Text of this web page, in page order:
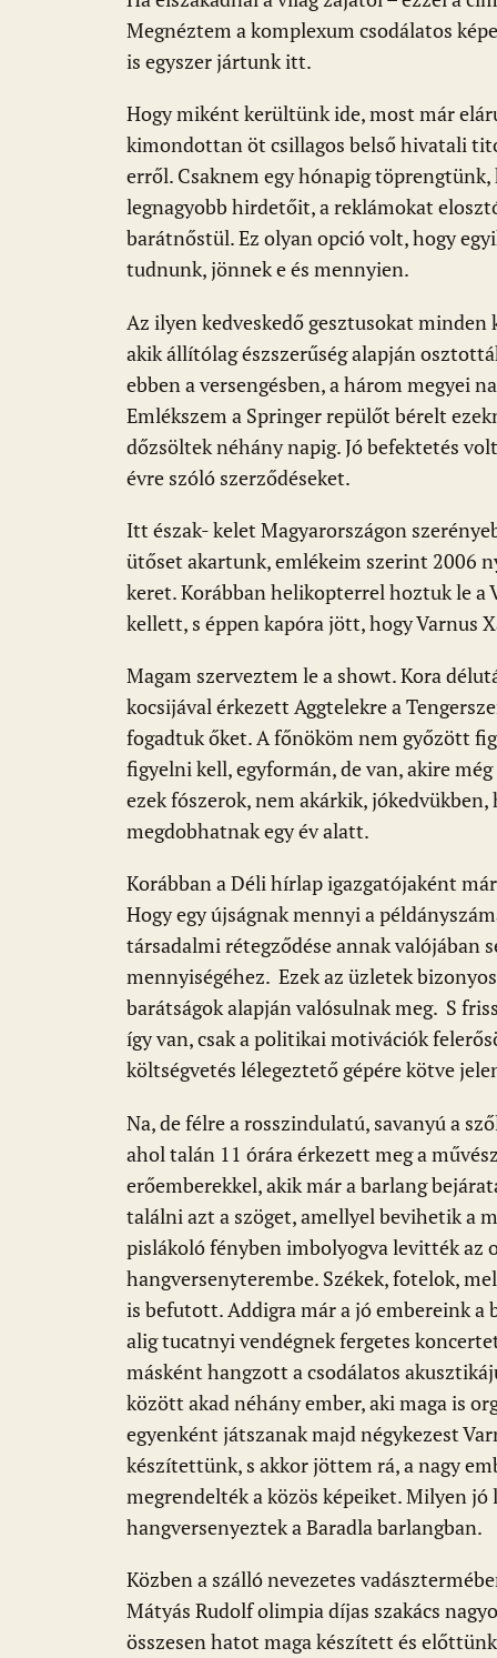
e
b
o
o
k
er at
s
p
p
d
di
ai
l
t za
m
g
Megnéztem a komplexum csodálatos
is egyszer jártunk itt.
Hogy miként kerültünk ide, most már
kimondottan öt csillagos belső hivatali
erről. Csaknem egy hónapig
legnagyobb hirdetőit, a reklámokat
barátnőstül. Ez olyan opció volt, hogy
tudnunk, jönnek e és mennyien.
Az ilyen kedveskedő gesztusokat
akik állítólag észszerűség alapján
ebben a versengésben, a három megyei
Emlékszem a Springer repülőt bérelt
dőzsöltek néhány napig. Jó befektetés
évre szóló szerződéseket.
Itt észak- kelet Magyarországon
ütőset akartunk, emlékeim szerint 2006
keret. Korábban helikopterrel hoztuk le a
kellett, s éppen kapóra jött, hogy Varnus
Magam szerveztem le a showt. Kora
kocsijával érkezett Aggtelekre a
fogadtuk őket. A főnököm nem győzött
figyelni kell, egyformán, de van, akire
ezek fószerok, nem akárkik,
megdobhatnak egy év alatt.
Korábban a Déli hírlap igazgatójaként
Hogy egy újságnak mennyi a
társadalmi rétegződése annak valójában
mennyiségéhez. Ezek az üzletek
barátságok alapján valósulnak meg. S
így van, csak a politikai motivációk
költségvetés lélegeztető gépére kötve
Na, de félre a rosszindulatú, savanyú a
ahol talán 11 órára érkezett meg a
erőemberekkel, akik már a barlang
találni azt a szöget, amellyel bevihetik a
pislákoló fényben imbolyogva levitték az
hangversenyterembe. Székek, fotelok,
is befutott. Addigra már a jó embereink a
alig tucatnyi vendégnek fergetes
másként hangzott a csodálatos
között akad néhány ember, aki maga is
egyenként játszanak majd négykezest
készítettünk, s akkor jöttem rá, a nagy
megrendelték a közös képeiket. Milyen
hangversenyeztek a Baradla barlangban.
Közben a szálló nevezetes
Mátyás Rudolf olimpia díjas szakács
összesen hatot maga készített és